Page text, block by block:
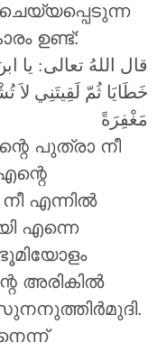
ഉണ്ട്:
قال اللهُ تعالى: يا
خَطَايَا ثُمّ لَقِيتَنِي لاَ
مَغْفِرَةً
പുത്രാ നീ
എന്നിൽ
എന്നെ
അരികിൽ